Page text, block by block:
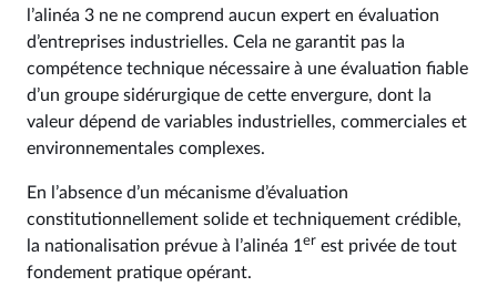
l’alinéa 3 ne ne comprend aucun expert en évaluation
d’entreprises industrielles. Cela ne garantit pas la
compétence technique nécessaire à une évaluation fiable
d’un groupe sidérurgique de cette envergure, dont la
valeur dépend de variables industrielles, commerciales et
environnementales complexes.
En l’absence d’un mécanisme d’évaluation
constitutionnellement solide et techniquement crédible,
la nationalisation prévue à l’alinéa 1 er est privée de tout
fondement pratique opérant.